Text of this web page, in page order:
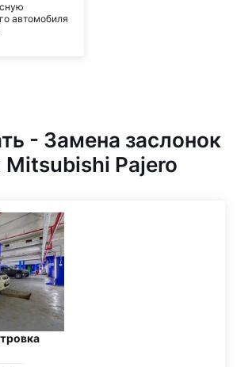
автомобиля
- Замена заслонок
Mitsubishi Pajero